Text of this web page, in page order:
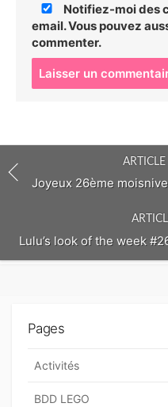
Notifiez-moi des
email. Vous pouvez
commenter.
ARTICLE
Joyeux 26ème
Lulu’s look of the week
Pages
Activités
BDD LEGO